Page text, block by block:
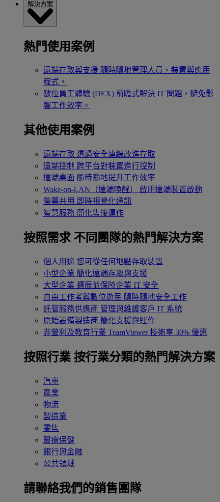
解決方案
熱門使用案例
遠端存取與支援 隨時隨地管理人員、裝置與應用
程式。
數位員工體驗 (DEX) 前瞻式解決 IT 問題，避免影
響工作效率。
其他使用案例
遠端存取 透過安全連線改進存取
遠端控制 跨平台對裝置進行控制
遠端桌面 隨時隨地提升工作效率
Wake-on-LAN（遠端喚醒）
啟用遠端裝置啟動
螢幕共用 即時視覺化通訊
智慧服務 簡化售後運作
按照需求 不同團隊的熱門解決方案
個人用途 您可從任何地點存取裝置
小型企業 簡化遠端存取與支援
大型企業 擴展並保障企業 IT 安全
自由工作者與數位遊民 隨時隨地安全工作
託管服務供應商 管理與維護客戶 IT 系統
原始設備製造商 簡化支援與運作
非營利及教育行業 TeamViewer 技術享 30% 優惠
按照行業 按行業分類的熱門解決方案
汽車
農業
物流
製造業
零售
醫療保健
銀行與金融
公共領域
請聯絡我們的銷售團隊